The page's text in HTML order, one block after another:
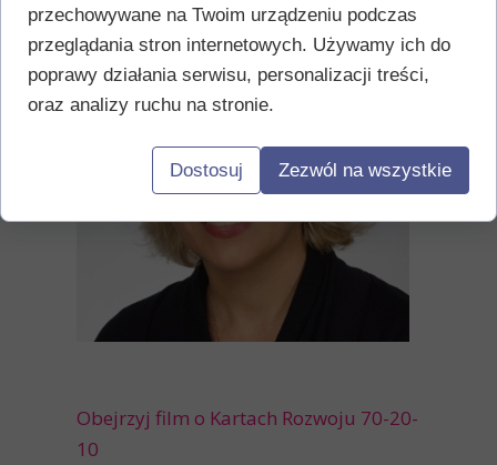
Obejrzyj film o Kartach Rozwoju 70-20-
10
przechowywane na Twoim urządzeniu podczas
przeglądania stron internetowych. Używamy ich do
poprawy działania serwisu, personalizacji treści,
oraz analizy ruchu na stronie.
Dostosuj Zezwól na wszystkie